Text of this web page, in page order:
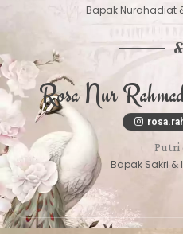
Bapak Nurahadiat
&
Rosa Nur
Putri
Bapak Sakri